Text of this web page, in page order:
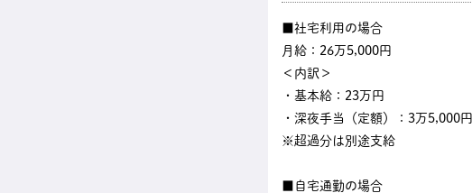
■社宅利用の場合
月給：26万5,000円
＜内訳＞
・基本給：23万円
・深夜手当（定額）：3万5,000円
※超過分は別途支給
■自宅通勤の場合